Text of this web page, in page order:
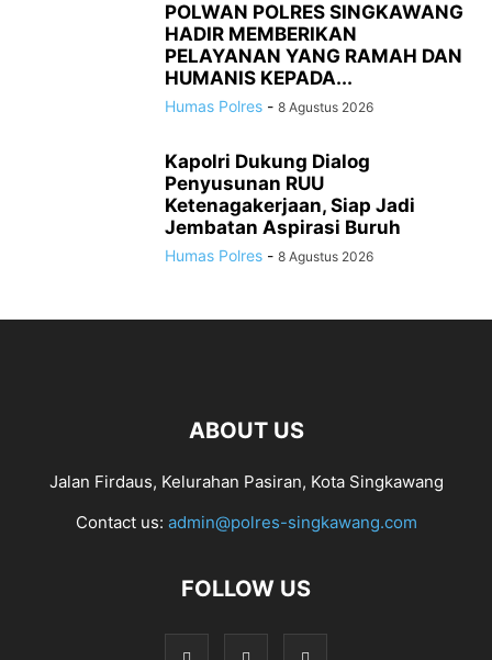
POLWAN POLRES SINGKAWANG
HADIR MEMBERIKAN
PELAYANAN YANG RAMAH DAN
HUMANIS KEPADA...
Humas Polres - 8 Agustus 2026
Kapolri Dukung Dialog
Penyusunan RUU
Ketenagakerjaan, Siap Jadi
Jembatan Aspirasi Buruh
Humas Polres - 8 Agustus 2026
ABOUT US
Jalan Firdaus, Kelurahan Pasiran, Kota Singkawang
Contact us: admin@polres-singkawang.com
FOLLOW US